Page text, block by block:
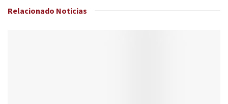
Relacionado Noticias